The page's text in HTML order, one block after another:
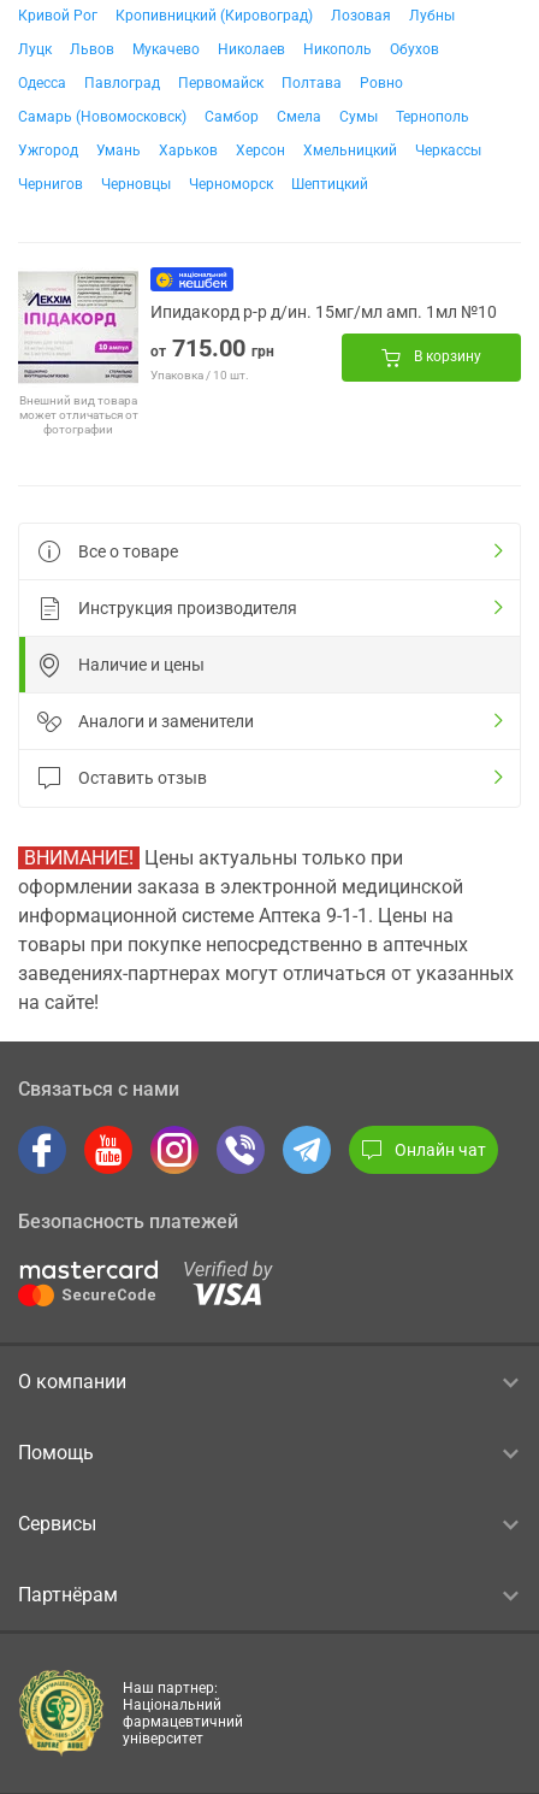
Кривой Рог
Кропивницкий (Кировоград) Лозовая
Лубны
Луцк
Львов Мукачево Николаев Никополь
Обухов
Одесса
Павлоград Первомайск Полтава
Ровно
Самарь (Новомосковск)
Самбор Смела Сумы
Тернополь
Ужгород
Умань Харьков Херсон Хмельницкий
Черкассы
Чернигов
Черновцы Черноморск Шептицкий
Внешний вид товара
может отличаться от
фотографии
Ипидакорд р-р д/ин. 15мг/мл амп. 1мл №10
от 715.00 грн
Упаковка / 10 шт.
В корзину
Все о товаре
Инструкция производителя
Наличие и цены
Аналоги и заменители
Оставить отзыв
ВНИМАНИЕ! Цены актуальны только при
оформлении заказа в электронной медицинской
информационной системе Аптека 9-1-1. Цены на
товары при покупке непосредственно в аптечных
заведениях-партнерах могут отличаться от указанных
на сайте!
Связаться с нами
Онлайн чат
Безопасность платежей
О компании
Помощь
Сервисы
Партнёрам
Наш партнер:
Національний
фармацевтичний
університет